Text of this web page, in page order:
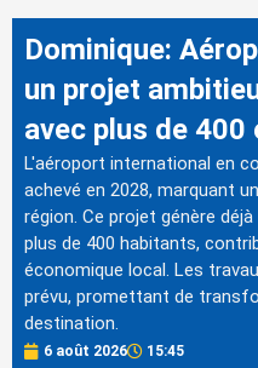
Dominique:
un projet
avec plus de
L'aéroport international en
achevé en 2028, marquant
région. Ce projet génère
plus de 400 habitants,
économique local. Les
prévu, promettant de
destination.
6 août 2026 15:45